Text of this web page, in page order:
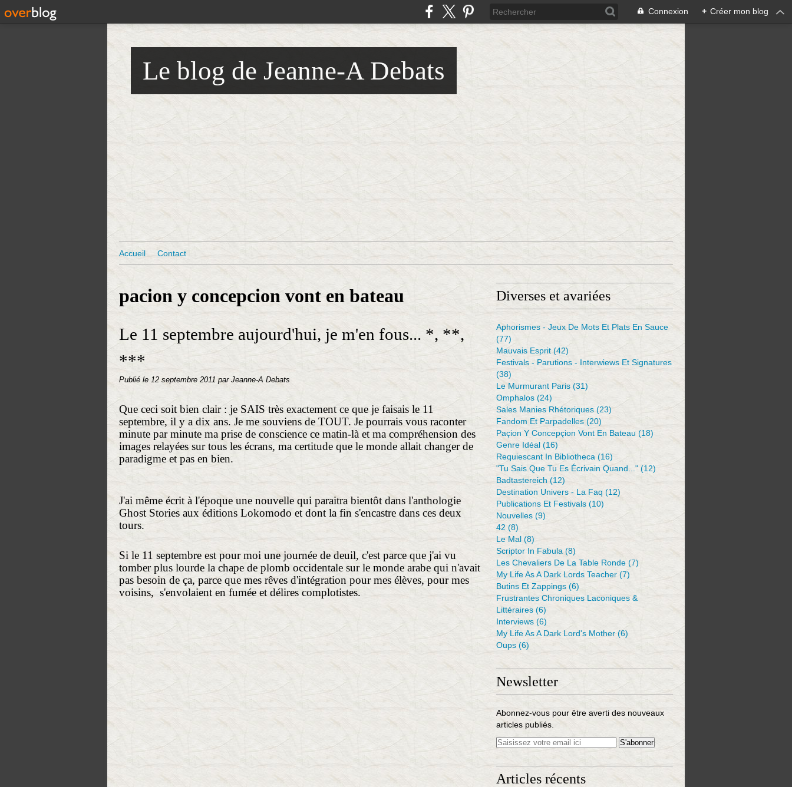
Connexion + Créer mon blog
Le blog de Jeanne-A Debats
Accueil Contact
pacion y concepcion vont en bateau
Le 11 septembre aujourd'hui, je m'en fous... *, **,
***
Publié le 12 septembre 2011 par Jeanne-A Debats
Que ceci soit bien clair : je SAIS très exactement ce que je faisais le 11
septembre, il y a dix ans. Je me souviens de TOUT. Je pourrais vous raconter
minute par minute ma prise de conscience ce matin-là et ma compréhension des
images relayées sur tous les écrans, ma certitude que le monde allait changer de
paradigme et pas en bien.
J'ai même écrit à l'époque une nouvelle qui paraitra bientôt dans l'anthologie
Ghost Stories aux éditions Lokomodo et dont la fin s'encastre dans ces deux
tours.
Si le 11 septembre est pour moi une journée de deuil, c'est parce que j'ai vu
tomber plus lourde la chape de plomb occidentale sur le monde arabe qui n'avait
pas besoin de ça, parce que mes rêves d'intégration pour mes élèves, pour mes
voisins, s'envolaient en fumée et délires complotistes.
Diverses et avariées
Aphorismes - Jeux De Mots Et Plats En Sauce
(77)
Mauvais Esprit (42)
Festivals - Parutions - Interwiews Et Signatures
(38)
Le Murmurant Paris (31)
Omphalos (24)
Sales Manies Rhétoriques (23)
Fandom Et Parpadelles (20)
Paçion Y Concepçion Vont En Bateau (18)
Genre Idéal (16)
Requiescant In Bibliotheca (16)
"tu Sais Que Tu Es Écrivain Quand..." (12)
Badtastereich (12)
Destination Univers - La Faq (12)
Publications Et Festivals (10)
Nouvelles (9)
42 (8)
Le Mal (8)
Scriptor In Fabula (8)
Les Chevaliers De La Table Ronde (7)
My Life As A Dark Lords Teacher (7)
Butins Et Zappings (6)
Frustrantes Chroniques Laconiques &
Littéraires (6)
Interviews (6)
My Life As A Dark Lord's Mother (6)
Oups (6)
Newsletter
Abonnez-vous pour être averti des nouveaux
articles publiés.
Articles récents